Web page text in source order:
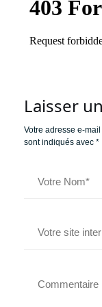
Laisser
Votre adresse e-
sont indiqués avec *